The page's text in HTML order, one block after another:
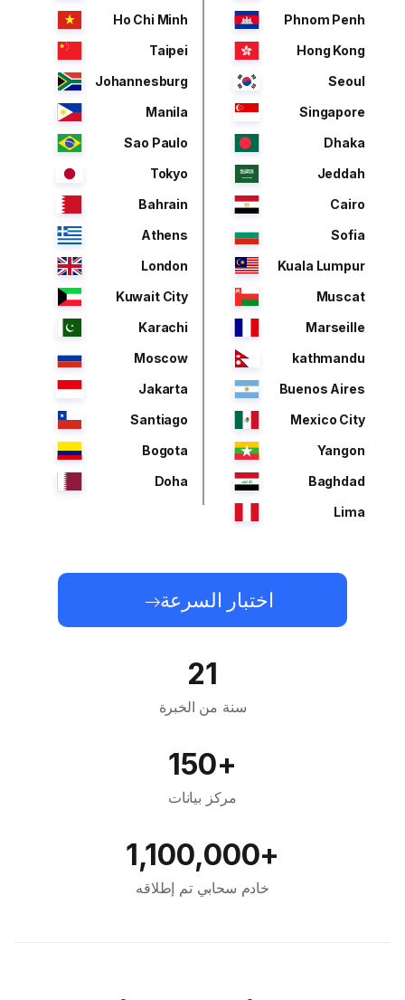
Phnom Penh
Ho Chi Minh
Hong Kong
Taipei
Seoul
Johannesburg
Singapore
Manila
Dhaka
Sao Paulo
Jeddah
Tokyo
Cairo
Bahrain
Sofia
Athens
Kuala Lumpur
London
Muscat
Kuwait City
Marseille
Karachi
kathmandu
Moscow
Buenos Aires
Jakarta
Mexico City
Santiago
Yangon
Bogota
Baghdad
Doha
Lima
اختبار السرعة
21
سنة من الخبرة
+150
مركز بيانات
+1,100,000
خادم سحابي تم إطلاقه